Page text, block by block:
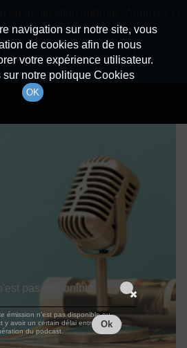
navigation sur notre site, vous
de cookies afin de nous
votre expérience utilisateur.
sur notre politique Cookies
OK
pour l'installer.
Télécharger l'application
pas disponible
émission n'est pas disponible ou
y avoir un certain délai entre la fin de
du podcast.
Ok